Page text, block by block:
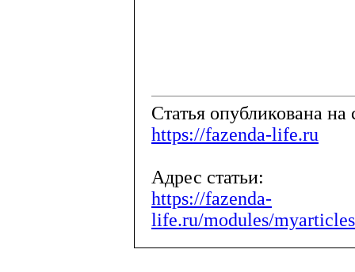
Cтатья опубликована
https://fazenda-life.ru
Адрес статьи:
https://fazenda-
life.ru/modules/